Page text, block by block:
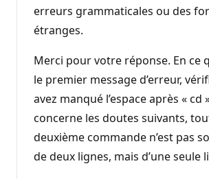
erreurs grammaticales ou des
étranges.
Merci pour votre réponse. En ce
le premier message d’erreur,
avez manqué l’espace après « cd
concerne les doutes suivants,
deuxième commande n’est pas
de deux lignes, mais d’une seule